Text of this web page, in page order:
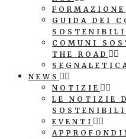
FORMAZIONE
GUIDA DEI
SOSTENIBILI
COMUNI
THE ROAD
NEWS
NOTIZIE
LE NOTIZIE
SOSTENIBILI
EVENTI